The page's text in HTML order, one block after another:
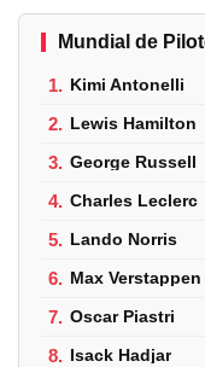
Mundial de
1. Kimi Antonelli
2. Lewis Hamilton
3. George Russell
4. Charles Leclerc
5. Lando Norris
6. Max Verstappen
7. Oscar Piastri
8. Isack Hadjar